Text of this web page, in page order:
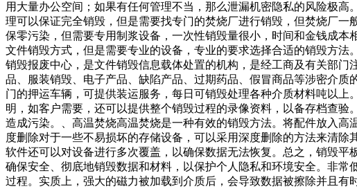
用大量办公空间；如果有任何管理不当，那么泄漏机密隐私的风险极
理可以保证完全销毁，但是需要找专门的焚烧厂进行销毁，但焚烧厂
保零污染，但需要专用制浆设备，一次性销毁量很小，时间和金钱成
文件销毁方式，但是需要专业的设备，专业的要求选择合适的销毁方
销毁报废中心，是文件销毁信息载体处置的机构，是经工商及有关部
品、服装销毁、电子产品、缺陷产品、过期药品、假冒商品等涉密介
门的押运车辆，可提供装运服务，每日可销毁处理各种介质材料吨以
明，如客户需要，还可以提供整个销毁过程的录像资料，以备存档查
造成污染。、高温焚烧高温焚烧是一种有效的销毁方法。将配件放入
度删除对于一些不易损坏的存储设备，可以采用深度删除的方法来清
软件还可以对设备进行多次覆盖，以确保数据无法恢复。总之，销毁
确保安全、彻底地销毁数据和材料，以保护个人隐私和环境安全。非
过程。实质上，强大的磁力被加载到介质后，会导致数据被擦除并且